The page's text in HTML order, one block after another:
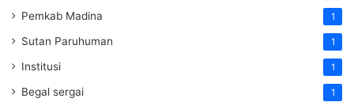
Pemkab Madina 1
Sutan Paruhuman 1
Institusi 1
Begal sergai 1